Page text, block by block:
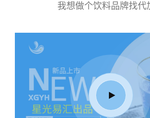
我想做个饮料品牌找代